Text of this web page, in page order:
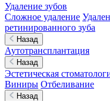
Удаление зубов
Сложное удаление
ретинированного зуба
Назад
Аутотрансплантация
Назад
Эстетическая
Виниры Отбеливание
Назад